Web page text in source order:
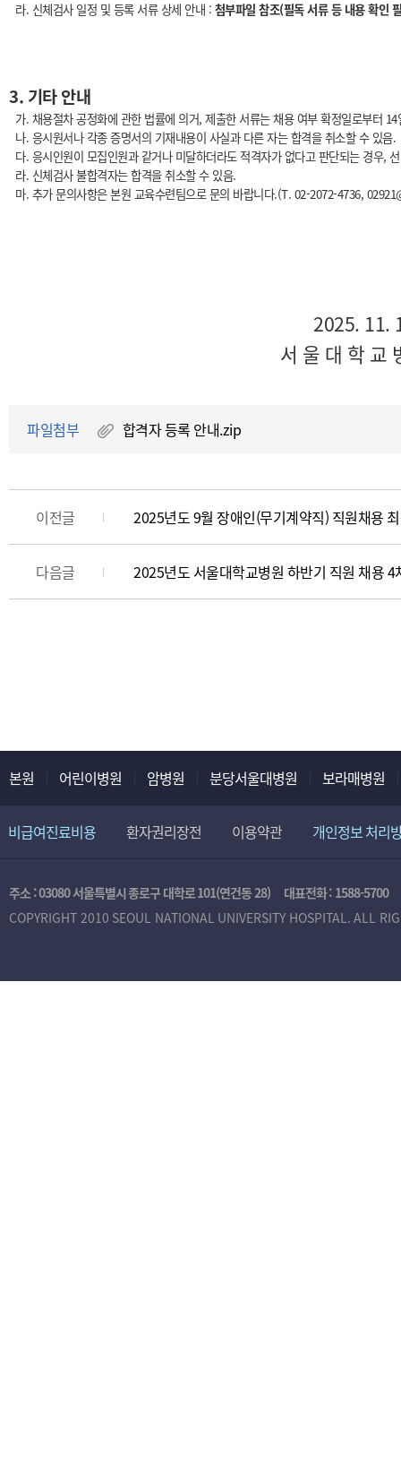
라. 신체검사 일정 및 등록 서류 상세 안내 : 첨부파일 참조(필독 서류 등 내용 확인
3. 기타 안내
가. 채용절차 공정화에 관한 법률에 의거, 제출한 서류는 채용 여부 확정일로부터
나. 응시원서나 각종 증명서의 기재내용이 사실과 다른 자는 합격을 취소할 수 있음.
다. 응시인원이 모집인원과 같거나 미달하더라도 적격자가 없다고 판단되는 경우,
라. 신체검사 불합격자는 합격을 취소할 수 있음.
마. 추가 문의사항은 본원 교육수련팀으로 문의 바랍니다.(T. 02-2072-4736,
2025. 11.
서 울 대 학 교
파일첨부 합격자 등록 안내.zip
이전글 2025년도 9월 장애인(무기계약직) 직원채용
다음글 2025년도 서울대학교병원 하반기 직원 채용
본원 어린이병원 암병원 분당서울대병원 보라매병원
비급여진료비용 환자권리장전 이용약관 개인정보 처리
주소 : 03080 서울특별시 종로구 대학로 101(연건동 28) 대표전화 : 1588-5700
COPYRIGHT 2010 SEOUL NATIONAL UNIVERSITY HOSPITAL. ALL